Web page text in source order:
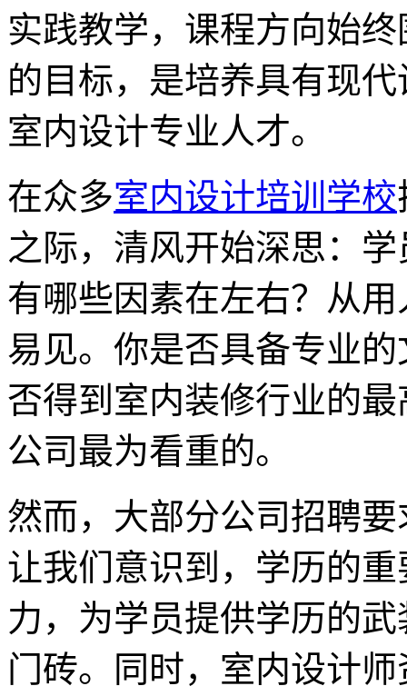
实践教学，课程方向始
的目标，是培养具有现
室内设计专业人才。
在众多室内设计培训学校
之际，清风开始深思：
有哪些因素在左右？从
易见。你是否具备专业
否得到室内装修行业的
公司最为看重的。
然而，大部分公司招聘
让我们意识到，学历的
力，为学员提供学历的
门砖。同时，室内设计